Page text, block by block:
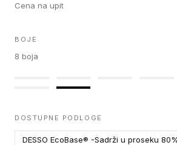
Cena na upit
BOJE
8 boja
DOSTUPNE PODLOGE
DESSO EcoBase® -Sadrži u proseku